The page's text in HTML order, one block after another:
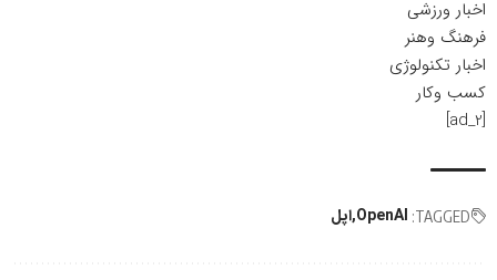
اخبار ورزشی
فرهنگ وهنر
اخبار تکنولوژی
کسب وکار
[ad_2]
TAGGED:
OpenAI اپل